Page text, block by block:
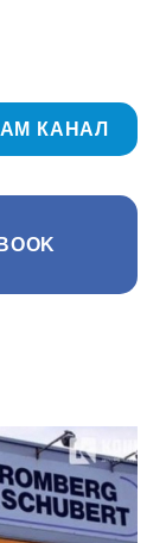
КАНАЛ